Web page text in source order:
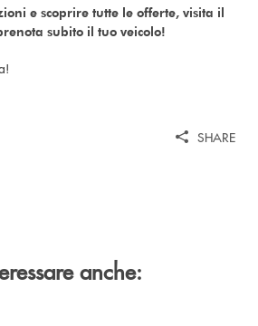
e scoprire tutte le offerte, visita il
subito il tuo veicolo!
SHARE
anche: